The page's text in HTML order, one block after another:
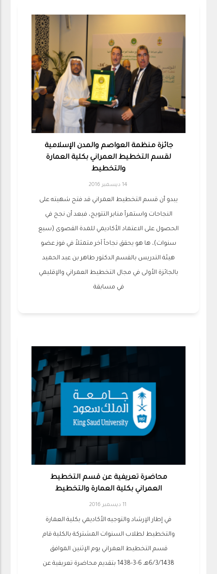
جائزة منظمة العواصم والمدن الإسلامية
لقسم التخطيط العمراني بكلية العمارة
والتخطيط
14 ديسمبر 2016
يبدو أن قسم التخطيط العمراني قد فتح شهيته على
النجاحات واستمرأ منابر التتويج، فبعد أن نجح في
الحصول على الاعتماد الأكاديمي للمدة القصوى (سبع
سنوات)، ها هو يحقق نجاحاً آخر متمثلاً في فوز عضو
هيئة التدريس بالقسم الدكتور طاهر بن عبد الحميد
بالجائزة الأولى في مجال التخطيط العمراني والإقليمي
في مسابقة
محاضرة تعريفية عن قسم التخطيط
العمراني بكلية العمارة والتخطيط
11 ديسمبر 2016
في إطار الإرشاد والتوجيه الأكاديمي بكلية العمارة
والتخطيط لطلاب السنوات المشتركة بالكلية قام
قسم التخطيط العمراني يوم الإثنين الموافق
6/3/1438هـ 6-3-1438 بتقديم محاضرة تعريفية عن